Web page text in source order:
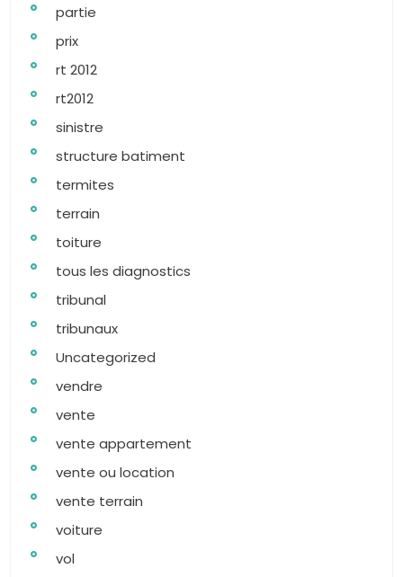
partie
prix
rt 2012
rt2012
sinistre
structure batiment
termites
terrain
toiture
tous les diagnostics
tribunal
tribunaux
Uncategorized
vendre
vente
vente appartement
vente ou location
vente terrain
voiture
vol